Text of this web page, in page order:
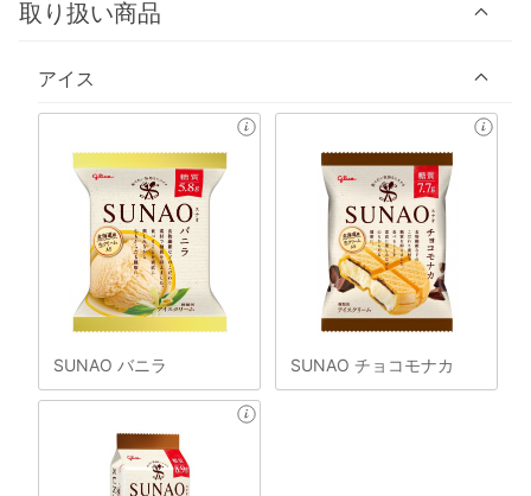
取り扱い商品
アイス
SUNAO バニラ SUNAO チョコモナカ